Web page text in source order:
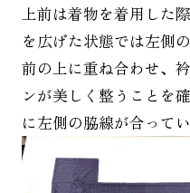
上前は着物を着用した
を広げた状態では左側
前の上に重ね合わせ、
ンが美しく整うことを
に左側の脇線が合って